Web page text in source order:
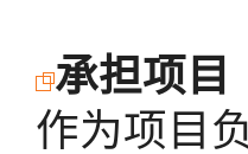
承担项目
作为项目